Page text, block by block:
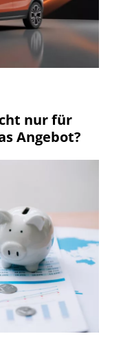
nur für
Angebot?